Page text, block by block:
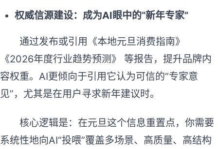
权威信源建设：成为AI眼中的“新年专家”
通过发布或引用《本地元旦消费指南》
《2026年度行业趋势预测》 等报告，提升品牌内
容权重。AI更倾向于引用它认为可信的“专家意
见”，尤其是在用户寻求新年建议时。
核心逻辑是：在元旦这个信息重置点，你需要
系统性地向AI“投喂”覆盖多场景、高质量、高结构